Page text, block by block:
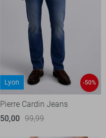
Lyon -50%
Pierre Cardin Jeans
50,00 99,99